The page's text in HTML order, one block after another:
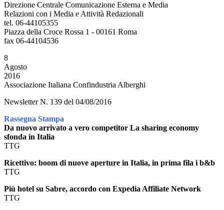
Direzione Centrale Comunicazione Esterna e Media
Relazioni con i Media e Attività Redazionali
tel. 06-44105355
Piazza della Croce Rossa 1 - 00161 Roma
fax 06-44104536
8
Agosto
2016
Associazione Italiana Confindustria Alberghi
Newsletter N. 139 del 04/08/2016
Rassegna Stampa
Da nuovo arrivato a vero competitor La sharing economy
sfonda in Italia
TTG
Ricettivo: boom di nuove aperture in Italia, in prima fila i b&b
TTG
Più hotel su Sabre, accordo con Expedia Affiliate Network
TTG